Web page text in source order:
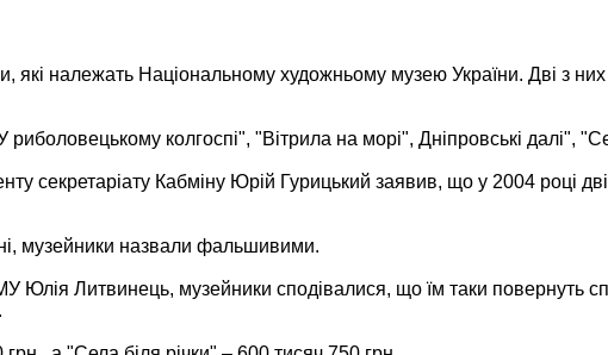
які належать Національному художньому музею України. Дві з
колгоспі", "Вітрила на морі", Дніпровські далі",
секретаріату Кабміну Юрій Гурицький заявив, що у 2004 році
музейники назвали фальшивими.
Юлія Литвинець, музейники сподівалися, що їм таки повернуть